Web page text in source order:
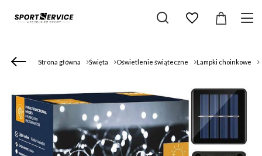
Strona główna Święta Oświetlenie świąteczne Lampki choinkowe